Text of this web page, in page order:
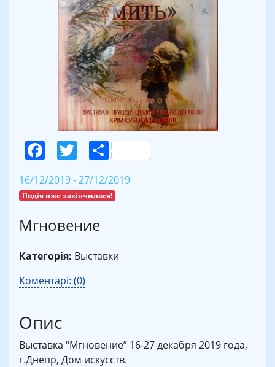
Facebook
Twitter
Поділитися
16/12/2019 - 27/12/2019
Подія вже закінчилася!
Мгновение
Категорія: Выставки
Коментарі: (0)
Опис
Выставка “Мгновение” 16-27 декабря 2019 года,
г.Днепр, Дом искусств.